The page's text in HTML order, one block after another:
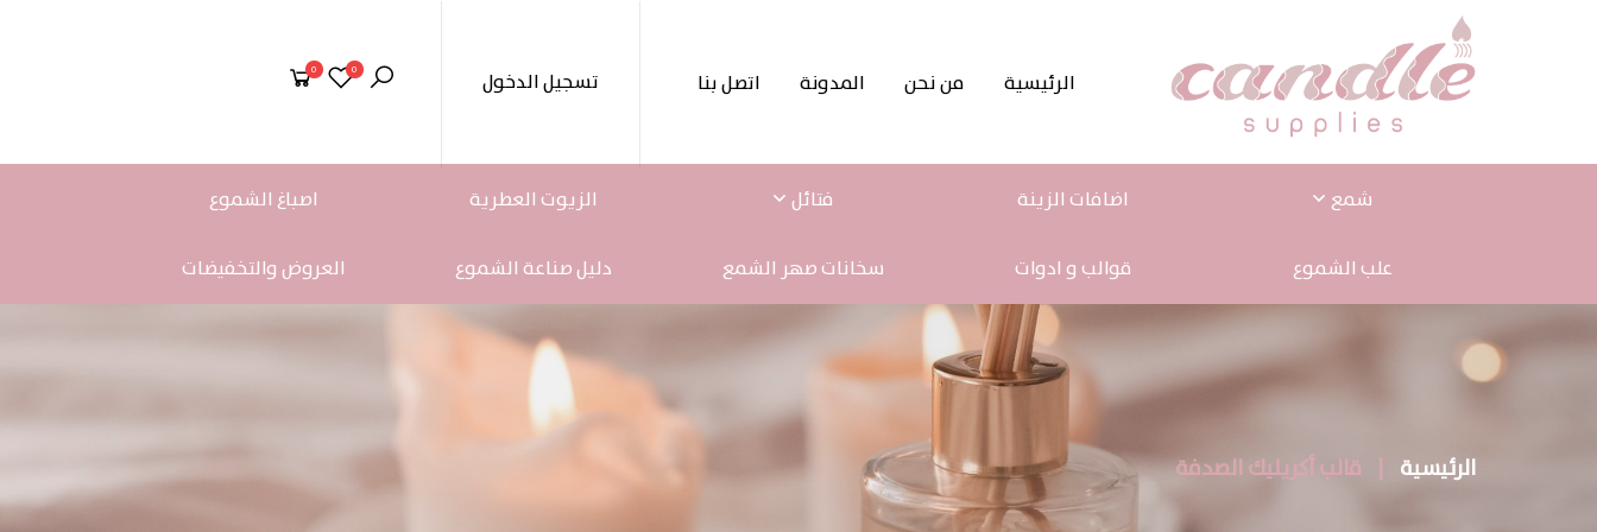
الرئيسية من نحن المدونة اتصل بنا تسجيل الدخول 0
0
شمع اضافات الزينة فتائل الزيوت العطرية اصباغ الشموع
علب الشموع قوالب و ادوات سخانات صهر الشمع دليل صناعة الشموع العروض والتخفيضات
الرئيسية | قالب أكريليك الصدفة